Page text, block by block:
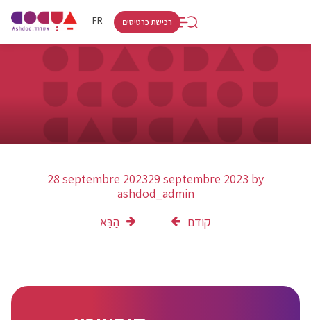
FR
HE
רכישת כרטיסים
28 septembre 202329 septembre 2023 by
ashdod_admin
קודם
הַבָּא